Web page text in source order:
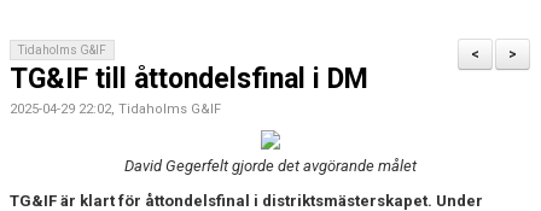
FÖRENINGEN
>
<
Tidaholms G&IF
TG&IF till åttondelsfinal i DM
2025-04-29 22:02, Tidaholms G&IF
David Gegerfelt gjorde det avgörande målet
TG&IF är klart för åttondelsfinal i distriktsmästerskapet. Under